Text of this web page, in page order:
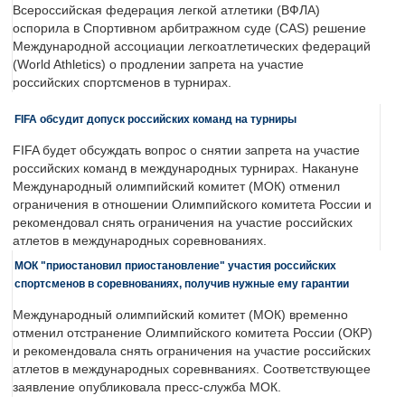
Всероссийская федерация легкой атлетики (ВФЛА)
оспорила в Спортивном арбитражном суде (CAS) решение
Международной ассоциации легкоатлетических федераций
(World Athletics) о продлении запрета на участие
российских спортсменов в турнирах.
FIFA обсудит допуск российских команд на турниры
FIFA будет обсуждать вопрос о снятии запрета на участие
российских команд в международных турнирах. Накануне
Международный олимпийский комитет (МОК) отменил
ограничения в отношении Олимпийского комитета России и
рекомендовал снять ограничения на участие российских
атлетов в международных соревнованиях.
МОК "приостановил приостановление" участия российских
спортсменов в соревнованиях, получив нужные ему гарантии
Международный олимпийский комитет (МОК) временно
отменил отстранение Олимпийского комитета России (ОКР)
и рекомендовала снять ограничения на участие российских
атлетов в международных соревнваниях. Соответствующее
заявление опубликовала пресс-служба МОК.